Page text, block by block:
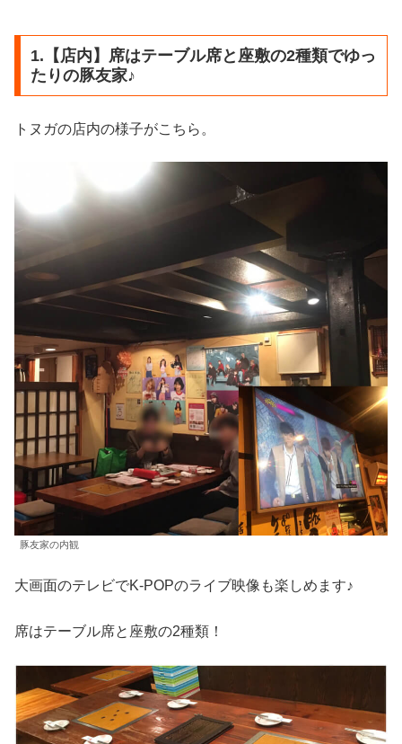
1.【店内】席はテーブル席と座敷の2種類でゆっ
たりの豚友家♪
トヌガの店内の様子がこちら。
豚友家の内観
大画面のテレビでK-POPのライブ映像も楽しめます♪
席はテーブル席と座敷の2種類！